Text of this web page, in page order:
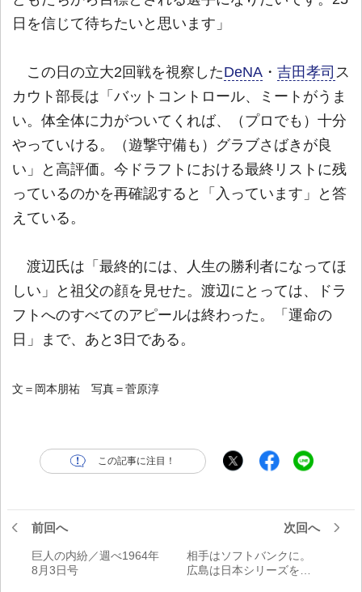
日を信じて待ちたいと思います」
この日の立大2回戦を視察したDeNA ・ 吉田孝司 ス
カウト部長は「バットコントロール、ミートがうま
い。体全体に力がついてくれば、（プロでも）十分
やっていける。（遊撃守備も）グラブさばきが良
い」と高評価。今ドラフトにおける最終リストに残
っているのかを再確認すると「入っています」と答
えている。
渡辺氏は「最終的には、人生の勝利者になってほ
しい」と祖父の顔を見せた。渡辺にとっては、ドラ
フトへのすべてのアピールは終わった。「運命の
日」まで、あと3日である。
文＝岡本朋祐 写真＝菅原淳
この記事に注目！
前回へ
巨人の内紛／週べ1964年
8月3日号
次回へ
相手はソフトバンクに。
広島は日本シリーズをど